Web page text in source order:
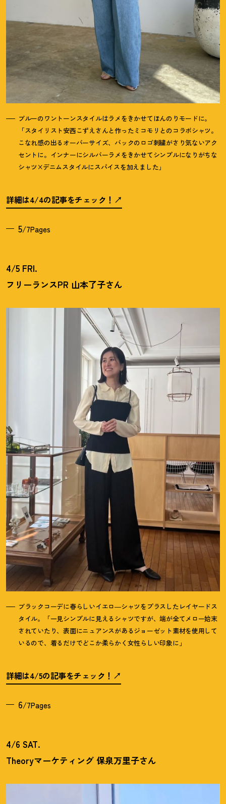
ブルーのワントーンスタイルはラメをきかせてほんのりモードに。
「スタイリスト安西こずえさんと作ったミコモリとのコラボシャツ。
こなれ感の出るオーバーサイズ、バックのロゴ刺繍がさり気ないアク
セントに。インナーにシルバーラメをきかせてシンプルになりがちな
シャツ×デニムスタイルにスパイスを加えました」
詳細は4/4の記事をチェック ！
5/7Pages
4/5 FRI.
フリーランスPR 山本了子さん
ブラックコーデに春らしいイエロ―シャツをプラスしたレイヤードス
タイル。「一見シンプルに見えるシャツですが、端が全てメロー始末
されていたり、表面にニュアンスがあるジョーゼット素材を使用して
いるので、着るだけでどこか柔らかく女性らしい印象に」
詳細は4/5の記事をチェック ！
6/7Pages
4/6 SAT.
Theoryマーケティング 保泉万里子さん